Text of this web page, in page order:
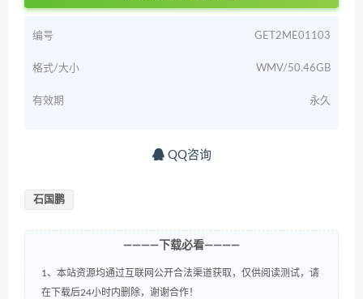
编号 GET2ME01103
格式/大小 WMV/50.46GB
有效期 永久
QQ咨询
石国鹏
————下载必看————
1、本站资源均通过互联网公开合法渠道获取，仅供阅读测试，请
在下载后24小时内删除，谢谢合作！